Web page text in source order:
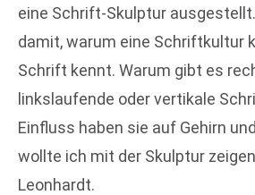
eine Schrift-Skulptur
damit, warum eine Schriftkultur
Schrift kennt. Warum gibt es
linkslaufende oder vertikale
Einfluss haben sie auf Gehirn
wollte ich mit der Skulptur
Leonhardt.